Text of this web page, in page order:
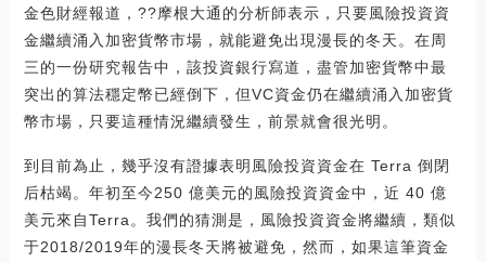
金色財經報道，??摩根大通的分析師表示，只要風險投資資
金繼續涌入加密貨幣市場，就能避免出現漫長的冬天。在周
三的一份研究報告中，該投資銀行寫道，盡管加密貨幣中最
突出的算法穩定幣已經倒下，但VC資金仍在繼續涌入加密貨
幣市場，只要這種情況繼續發生，前景就會很光明。
到目前為止，幾乎沒有證據表明風險投資資金在 Terra 倒閉
后枯竭。年初至今250 億美元的風險投資資金中，近 40 億
美元來自Terra。我們的猜測是，風險投資資金將繼續，類似
于2018/2019年的漫長冬天將被避免，然而，如果這筆資金